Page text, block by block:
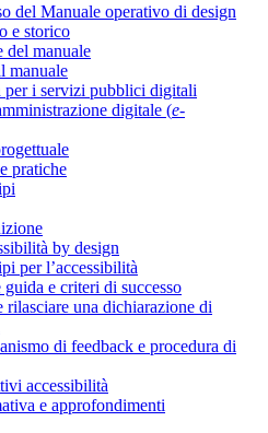
del Manuale operativo di design
e storico
del manuale
manuale
per i servizi pubblici digitali
digitale (e-
pratiche
by design
per l’accessibilità
e criteri di successo
rilasciare una dichiarazione di
di feedback e procedura di
accessibilità
e approfondimenti